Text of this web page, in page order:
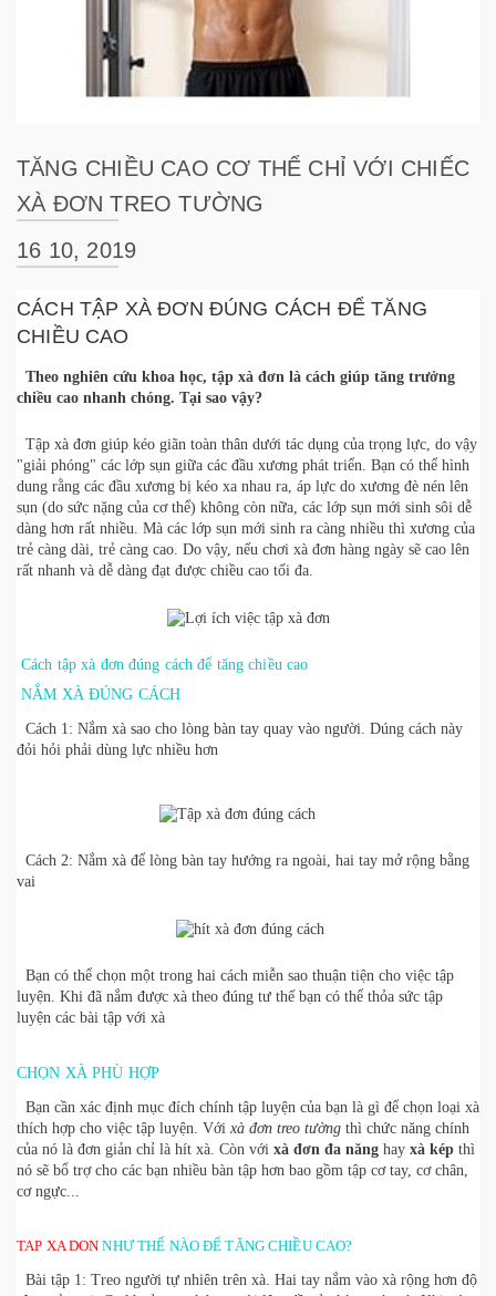
TĂNG CHIỀU CAO CƠ THỂ CHỈ VỚI CHIẾC
XÀ ĐƠN TREO TƯỜNG
16 10, 2019
CÁCH TẬP XÀ ĐƠN ĐÚNG CÁCH ĐỂ TĂNG
CHIỀU CAO
Theo nghiên cứu khoa học, tập xà đơn là cách giúp tăng trưởng
chiều cao nhanh chóng. Tại sao vậy?
Tập xà đơn giúp kéo giãn toàn thân dưới tác dụng của trọng lực, do vậy
"giải phóng" các lớp sụn giữa các đầu xương phát triển. Bạn có thể hình
dung rằng các đầu xương bị kéo xa nhau ra, áp lực do xương đè nén lên
sụn (do sức nặng của cơ thể) không còn nữa, các lớp sụn mới sinh sôi dễ
dàng hơn rất nhiều. Mà các lớp sụn mới sinh ra càng nhiều thì xương của
trẻ càng dài, trẻ càng cao. Do vậy, nếu chơi xà đơn hàng ngày sẽ cao lên
rất nhanh và dễ dàng đạt được chiều cao tối đa.
Cách tập xà đơn đúng cách để tăng chiều cao
NẮM XÀ ĐÚNG CÁCH
Cách 1: Nắm xà sao cho lòng bàn tay quay vào người. Dúng cách này
đỏi hỏi phải dùng lực nhiều hơn
Cách 2: Nắm xà để lòng bàn tay hướng ra ngoài, hai tay mở rộng bằng
vai
Bạn có thể chọn một trong hai cách miễn sao thuận tiện cho việc tập
luyện. Khi đã nắm được xà theo đúng tư thế bạn có thể thỏa sức tập
luyện các bài tập với xà
CHỌN XÀ PHÙ HỢP
Bạn cần xác định mục đích chính tập luyện của bạn là gì để chọn loại xà
thích hợp cho việc tập luyện. Với xà đơn treo tường thì chức năng chính
của nó là đơn giản chỉ là hít xà. Còn với xà đơn đa năng hay xà kép thì
nó sẽ bổ trợ cho các bạn nhiều bàn tập hơn bao gồm tập cơ tay, cơ chân,
cơ ngực...
TAP XA DON NHƯ THẾ NÀO ĐỂ TĂNG CHIỀU CAO?
Bài tập 1: Treo người tự nhiên trên xà. Hai tay nắm vào xà rộng hơn độ